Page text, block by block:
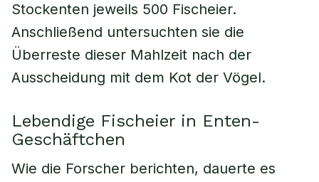
Stockenten jeweils 500 Fischeier.
Anschließend untersuchten sie die
Überreste dieser Mahlzeit nach der
Ausscheidung mit dem Kot der Vögel.
Lebendige Fischeier in Enten-
Geschäftchen
Wie die Forscher berichten, dauerte es